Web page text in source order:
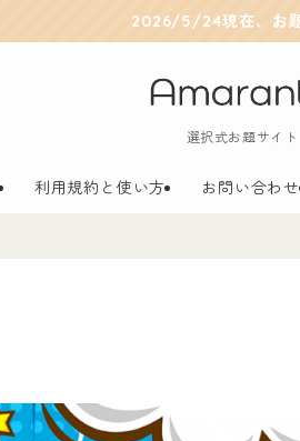
2026/5/24現在、お
選択式お題サイト
利用規約と使い方 お問い合わせ